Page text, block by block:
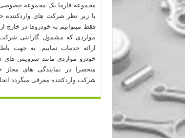
مجموعه فارما یک مجموعه خصوصی
یا زیر نظر شرکت های واردکننده
فقط میتوانیم به خودروها در خارج از
مواردی که مشمول گارانتی شرکت
ارائه خدمات نماییم. به جهت
خودرو مواردی مانند سرویس های
منحصرا در نمایندگی های
شرکت واردکننده معرفی میگردد